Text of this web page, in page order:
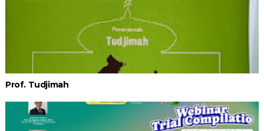
Prof. Tudjimah